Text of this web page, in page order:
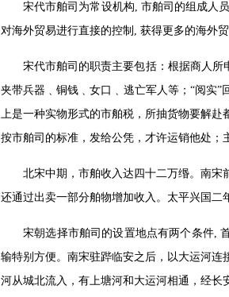
宋代市舶司为常设机构, 市舶司的组成人
对海外贸易进行直接的控制, 获得更多的海外贸
宋代市舶司的职责主要包括：根据商人所
夹带兵器﹑铜钱﹑女口﹑逃亡军人等；“阅实
上是一种实物形式的市舶税，所抽货物要解
按市舶司的标准，发给公凭，才许运销他处；
北宋中期，市舶收入达四十二万缗。南
还通过出卖一部分舶物增加收入。太平兴国二
宋朝选择市舶司的设置地点有两个条件,
输特别方便。南宋驻跸临安之后，以大运河
河从城北流入，有上塘河和大运河相通，经